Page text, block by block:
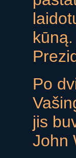
Po
jis
John